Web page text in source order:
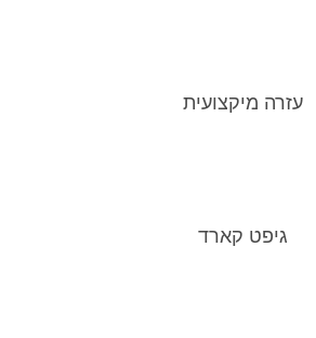
עזרה מיקצועית
גיפט קארד